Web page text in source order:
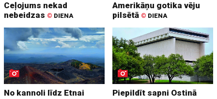
Ceļojums nekad
nebeidzas © DIENA
Amerikāņu gotika vēju
pilsētā © DIENA
No kannoli līdz Etnai Piepildīt sapni Ostinā